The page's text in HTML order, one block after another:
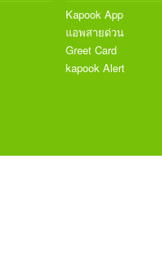
Kapook App
แอพสายด่วน
Greet Card
kapook Alert